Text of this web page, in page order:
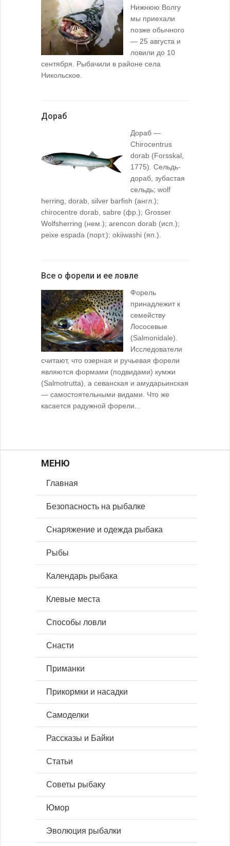
Нижнюю Волгу
мы приехали
позже обычного
— 25 августа и
ловили до 10
сентября. Рыбачили в районе села
Никольское.
Дораб
Дораб —
Chirocentrus
dorab (Forsskal,
1775). Сельдь-
дораб, зубастая
сельдь; wolf
herring, dorab, silver barfish (англ.);
chirocentre dorab, sabre (фр.); Grosser
Wolfsherring (нем.); arencon dorab (исп.);
peixe espada (порт.); okiiwashi (яп.).
Все о форели и ее ловле
Форель
принадлежит к
семейству
Лососевые
(Salmonidale).
Исследователи
считают, что озерная и ручьевая форели
являются формами (подвидами) кумжи
(Salmotrutta), а севанская и амударьинская
— самостоятельными видами. Что же
касается радужной форели...
МЕНЮ
Главная
Безопасность на рыбалке
Снаряжение и одежда рыбака
Рыбы
Календарь рыбака
Клевые места
Способы ловли
Снасти
Приманки
Прикормки и насадки
Самоделки
Рассказы и Байки
Статьи
Советы рыбаку
Юмор
Эволюция рыбалки